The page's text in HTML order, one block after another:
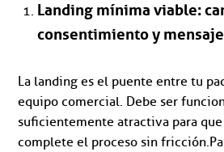
Landing mínima viable:
consentimiento y
La landing es el puente entre tu
equipo comercial. Debe ser
suficientemente atractiva para
complete el proceso sin